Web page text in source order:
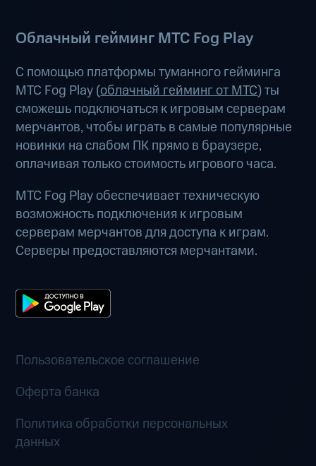
Облачный гейминг МТС Fog Play
С помощью платформы туманного гейминга
МТС Fog Play (облачный гейминг от МТС) ты
сможешь подключаться к игровым серверам
мерчантов, чтобы играть в самые популярные
новинки на слабом ПК прямо в браузере,
оплачивая только стоимость игрового часа.
МТС Fog Play обеспечивает техническую
возможность подключения к игровым
серверам мерчантов для доступа к играм.
Серверы предоставляются мерчантами.
Пользовательское соглашение
Оферта банка
Политика обработки персональных
данных